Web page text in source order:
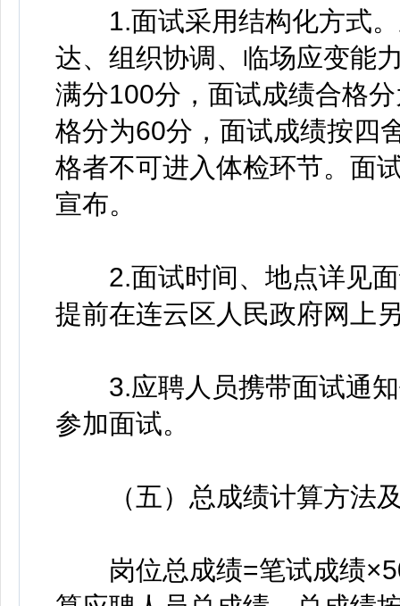
1.面试采用结构化方式。
达、组织协调、临场应变能
满分100分，面试成绩合格
格分为60分，面试成绩按四
格者不可进入体检环节。面
宣布。
2.面试时间、地点详见面
提前在连云区人民政府网上
3.应聘人员携带面试通知
参加面试。
（五）总成绩计算方法
岗位总成绩=笔试成绩